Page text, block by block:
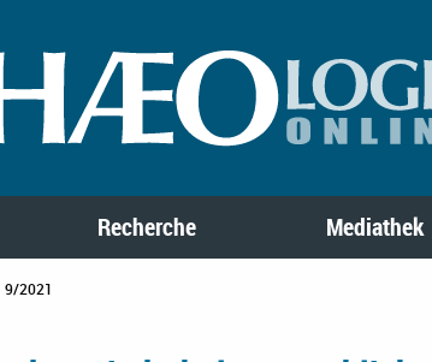
Recherche Mediathek
9/2021